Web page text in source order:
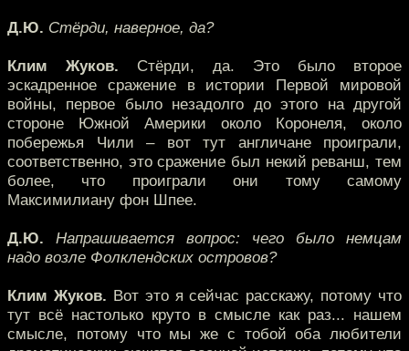
Д.Ю. Стёрди, наверное, да?
Клим Жуков. Стёрди, да. Это было второе
эскадренное сражение в истории Первой мировой
войны, первое было незадолго до этого на другой
стороне Южной Америки около Коронеля, около
побережья Чили – вот тут англичане проиграли,
соответственно, это сражение был некий реванш, тем
более, что проиграли они тому самому
Максимилиану фон Шпее.
Д.Ю. Напрашивается вопрос: чего было немцам
надо возле Фолклендских островов?
Клим Жуков. Вот это я сейчас расскажу, потому что
тут всё настолько круто в смысле как раз... нашем
смысле, потому что мы же с тобой оба любители